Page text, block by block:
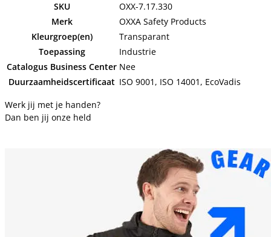
SKU
OXX-7.17.330
Merk
OXXA Safety Products
Kleurgroep(en)
Transparant
Toepassing
Industrie
Catalogus Business Center Nee
Duurzaamheidscertificaat ISO 9001, ISO 14001, EcoVadis
Werk jij met je handen?
Dan ben jij onze held